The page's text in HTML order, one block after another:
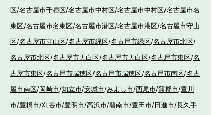
区/名古屋市千種区/名古屋市中村区/名古屋市中村区/名古屋市名
東区/名古屋市名東区/名古屋市港区/名古屋市港区/名古屋市守山
区/名古屋市守山区/名古屋市緑区/名古屋市緑区/名古屋市北区/
名古屋市北区/名古屋市天白区/名古屋市天白区/名古屋市東区/名
古屋市東区/名古屋市瑞穂区/名古屋市瑞穂区/名古屋市南区/名古
屋市南区/岡崎市/知立市/安城市/みよし市/西尾市/蒲郡市/豊川
市/豊橋市/刈谷市/豊明市/高浜市/碧南市/豊田市/日進市/長久手